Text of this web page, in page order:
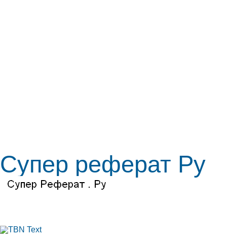
Супер реферат Ру